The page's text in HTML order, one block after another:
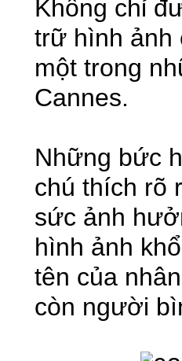
Không chỉ
trữ hình ảnh
một trong
Cannes.
Những bức
chú thích rõ
sức ảnh
hình ảnh
tên của
còn người